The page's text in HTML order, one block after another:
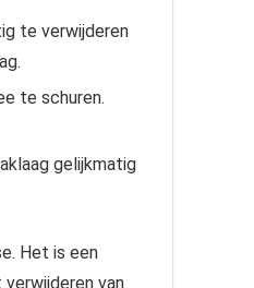
te verwijderen
te schuren.
gelijkmatig
Het is een
van